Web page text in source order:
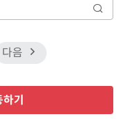
다음
기